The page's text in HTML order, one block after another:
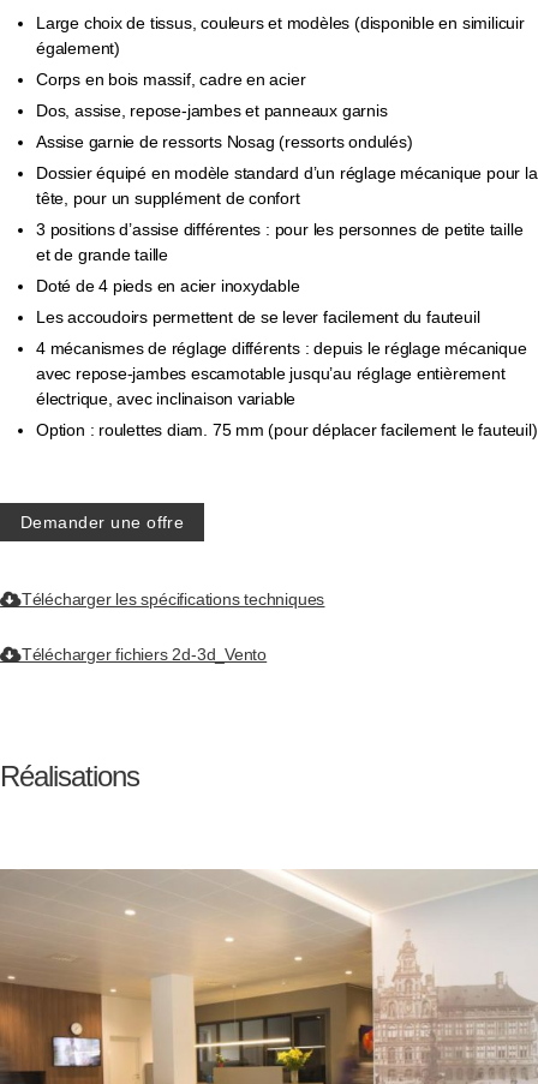
Large choix de tissus, couleurs et modèles (disponible en similicuir
également)
Corps en bois massif, cadre en acier
Dos, assise, repose-jambes et panneaux garnis
Assise garnie de ressorts Nosag (ressorts ondulés)
Dossier équipé en modèle standard d’un réglage mécanique pour la
tête, pour un supplément de confort
3 positions d’assise différentes : pour les personnes de petite taille
et de grande taille
Doté de 4 pieds en acier inoxydable
Les accoudoirs permettent de se lever facilement du fauteuil
4 mécanismes de réglage différents : depuis le réglage mécanique
avec repose-jambes escamotable jusqu’au réglage entièrement
électrique, avec inclinaison variable
Option : roulettes diam. 75 mm (pour déplacer facilement le fauteuil)
Demander une offre
Télécharger les spécifications techniques
Télécharger fichiers 2d-3d_Vento
Réalisations